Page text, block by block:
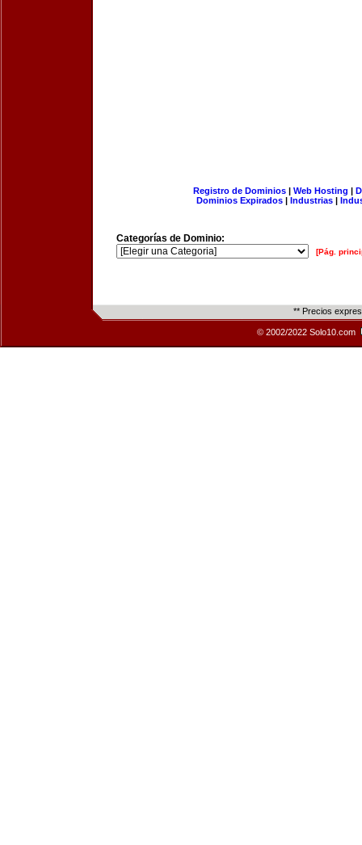
Registro de Dominios| Web Hosting |
Dominios Expirados | Industrias |
Categorías de Dominio:
[Pág.
** Precios
© 2002/2022 Solo10.com